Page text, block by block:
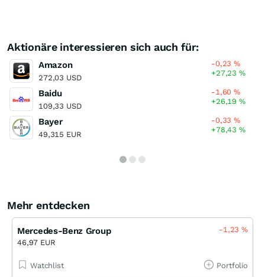
Aktionäre interessieren sich auch für:
Amazon
272,03 USD
-0,23%
+27,23%
Baidu
109,33 USD
-1,60%
+26,19%
Bayer
49,315 EUR
-0,33%
+78,43%
Mehr entdecken
Mercedes-Benz Group
46,97 EUR
-1,23%
Watchlist Portfolio